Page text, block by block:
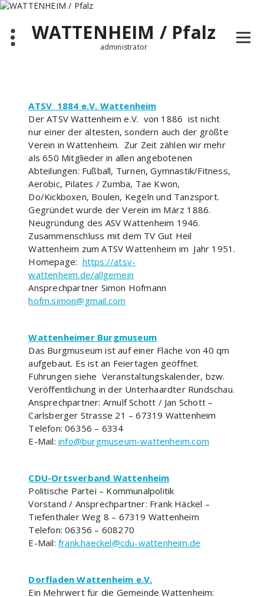
Zum
springenWATTENHEIM / Pfalz
administrator
ATSV 1884 e.V. Wattenheim
Der ATSV Wattenheim e.V. von 1886 ist nicht
nur einer der ältesten, sondern auch der größte
Verein in Wattenheim. Zur Zeit zählen wir mehr
als 650 Mitglieder in allen angebotenen
Abteilungen: Fußball, Turnen, Gymnastik/Fitness,
Aerobic, Pilates / Zumba, Tae Kwon,
Do/Kickboxen, Boulen, Kegeln und Tanzsport.
Gegründet wurde der Verein im März 1886.
Neugründung des ASV Wattenheim 1946.
Zusammenschluss mit dem TV Gut Heil
Wattenheim zum ATSV Wattenheim im Jahr 1951.
Homepage: https://atsv-
wattenheim.de/allgemein
Ansprechpartner Simon Hofmann
hofm.simon@gmail.com
Wattenheimer Burgmuseum
Das Burgmuseum ist auf einer Fläche von 40 qm
aufgebaut. Es ist an Feiertagen geöffnet.
Führungen siehe Veranstaltungskalender, bzw.
Veröffentlichung in der Unterhaardter Rundschau.
Ansprechpartner: Arnulf Schott / Jan Schott –
Carlsberger Strasse 21 – 67319 Wattenheim
Telefon: 06356 – 6334
E-Mail:info@burgmuseum-wattenheim.com
CDU-Ortsverband Wattenheim
Politische Partei – Kommunalpolitik
Vorstand / Ansprechpartner: Frank Häckel –
Tiefenthaler Weg 8 – 67319 Wattenheim
Telefon: 06356 – 608270
E-Mail:frank.haeckel@cdu-wattenheim.de
Dorfladen Wattenheim e.V.
Ein Mehrwert für die Gemeinde Wattenheim: